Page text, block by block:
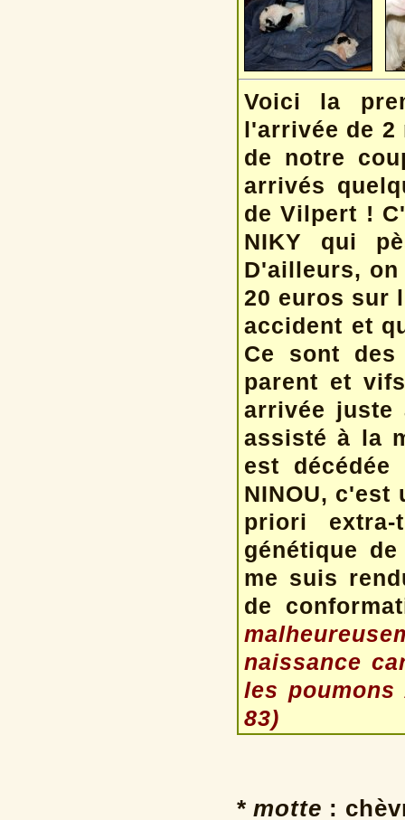
Voici la
l'arrivée de 2
de notre
arrivés
de Vilpert !
NIKY qui
D'ailleurs,
20 euros sur
accident et
Ce sont
parent et
arrivée juste
assisté à la
est
NINOU, c'est
priori
génétique
me suis
de
naissance
les
83)
* motte :